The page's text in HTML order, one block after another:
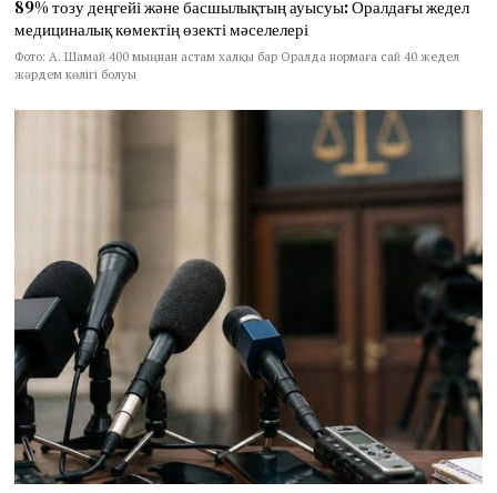
89% тозу деңгейі және басшылықтың ауысуы: Оралдағы жедел
медициналық көмектің өзекті мәселелері
Фото: А. Шамай 400 мыңнан астам халқы бар Оралда нормаға сай 40 жедел
жәрдем көлігі болуы